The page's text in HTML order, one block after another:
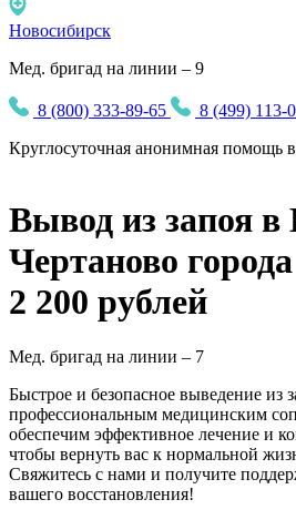
Новосибирск
Мед. бригад на линии – 9
8 (800) 333-89-65
8 (499) 113-
Круглосуточная анонимная помощь в
Вывод из запоя
Чертаново
2 200 рублей
Мед. бригад на линии – 7
Быстрое и безопасное выведение из
профессиональным медицинским
обеспечим эффективное лечение и
чтобы вернуть вас к нормальной
Свяжитесь с нами и получите
вашего восстановления!